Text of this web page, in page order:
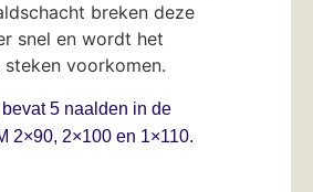
breken deze
snel en wordt het
voorkomen.
5 naalden in de
2×90, 2×100 en 1×110.